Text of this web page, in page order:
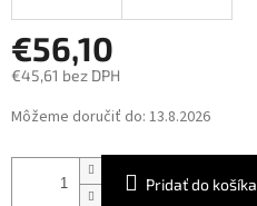
€56,10
€45,61 bez DPH
Jednotková
cena:
Môžeme doručiť do: 13.8.2026
Pridať do košíka